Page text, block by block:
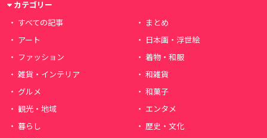
カテゴリー
すべての記事
まとめ
アート
日本画・浮世絵
ファッション
着物・和服
雑貨・インテリア
和雑貨
グルメ
和菓子
観光・地域
エンタメ
暮らし
歴史・文化